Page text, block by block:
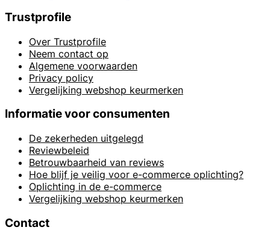
Trustprofile
Over Trustprofile
Neem contact op
Algemene voorwaarden
Privacy policy
Vergelijking webshop keurmerken
Informatie voor consumenten
De zekerheden uitgelegd
Reviewbeleid
Betrouwbaarheid van reviews
Hoe blijf je veilig voor e-commerce oplichting?
Oplichting in de e-commerce
Vergelijking webshop keurmerken
Contact